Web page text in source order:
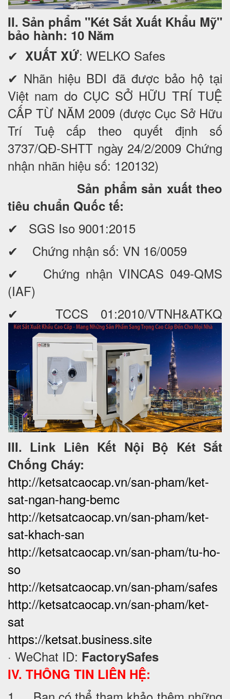
II. Sản phẩm "Két Sắt Xuất Khẩu Mỹ"
bảo hành: 10 Năm
✔ XUẤT XỨ: WELKO Safes
✔ Nhãn hiệu BDI đã được bảo hộ tại
Việt nam do CỤC SỞ HỮU TRÍ TUỆ
CẤP TỪ NĂM 2009 (được Cục Sở Hữu
Trí Tuệ cấp theo quyết định số
3737/QĐ-SHTT ngày 24/2/2009 Chứng
nhận nhãn hiệu số: 120132)
Sản phẩm sản xuất theo
tiêu chuẩn Quốc tế:
✔ SGS Iso 9001:2015
✔ Chứng nhận số: VN 16/0059
✔ Chứng nhận VINCAS 049-QMS
(IAF)
✔ TCCS 01:2010/VTNH&ATKQ
III. Link Liên Kết Nội Bộ Két Sắt
Chống Cháy:
http://ketsatcaocap.vn/san-pham/ket-
sat-ngan-hang-bemc
http://ketsatcaocap.vn/san-pham/ket-
sat-khach-san
http://ketsatcaocap.vn/san-pham/tu-ho-
so
http://ketsatcaocap.vn/san-pham/safes
http://ketsatcaocap.vn/san-pham/ket-
sat
https://ketsat.business.site
· WeChat ID: FactorySafes
IV. THÔNG TIN LIÊN HỆ: